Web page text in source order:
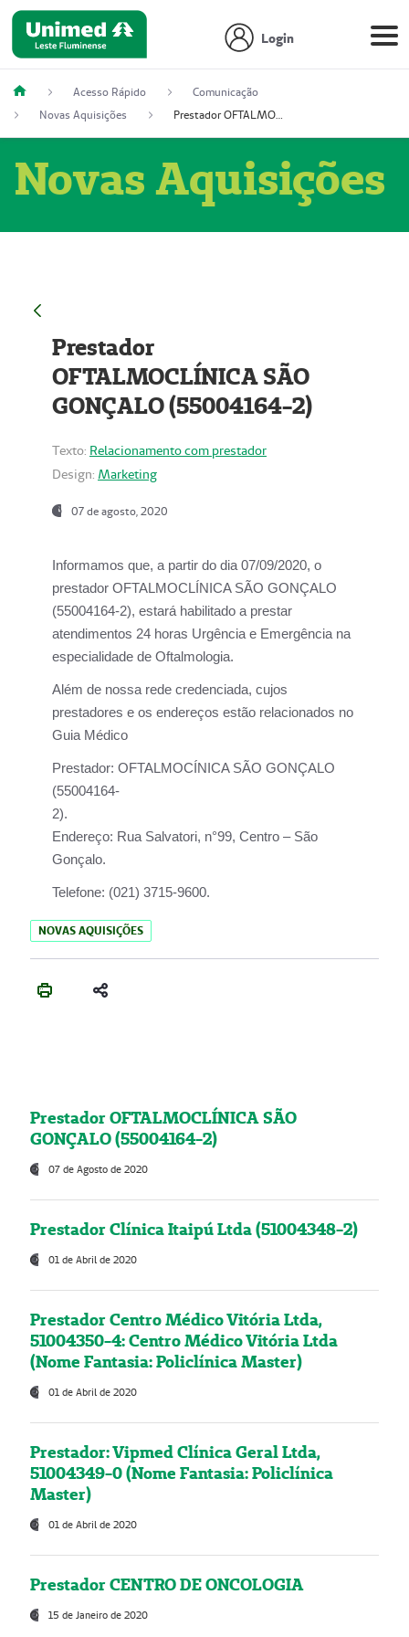
Login
Acesso Rápido
Comunicação
Novas Aquisições
Prestador OFTALMOCLÍNICA SÃO GONÇALO (55004164-2)
Novas Aquisições
Prestador
OFTALMOCLÍNICA SÃO
GONÇALO (55004164-2)
Texto: Relacionamento com prestador
Design: Marketing
07 de agosto, 2020
Informamos que, a partir do dia07/09/2020, o
prestador OFTALMOCLÍNICA SÃO GONÇALO
(55004164-2), estará habilitado a prestar
atendimentos 24 horas Urgência e Emergência na
especialidade de Oftalmologia.
Além de nossa rede credenciada, cujos
prestadores e os endereços estão relacionados no
Guia Médico
Prestador: OFTALMOCÍNICA SÃO GONÇALO
(55004164-
2).
Endereço: Rua Salvatori, n°99, Centro – São
Gonçalo.
Telefone: (021) 3715-9600.
NOVAS AQUISIÇÕES
Prestador OFTALMOCLÍNICA SÃO
GONÇALO (55004164-2)
07 de Agosto de 2020
Prestador Clínica Itaipú Ltda (51004348-2)
01 de Abril de 2020
Prestador Centro Médico Vitória Ltda,
51004350-4: Centro Médico Vitória Ltda
(Nome Fantasia: Policlínica Master)
01 de Abril de 2020
Prestador: Vipmed Clínica Geral Ltda,
51004349-0 (Nome Fantasia: Policlínica
Master)
01 de Abril de 2020
Prestador CENTRO DE ONCOLOGIA
15 de Janeiro de 2020